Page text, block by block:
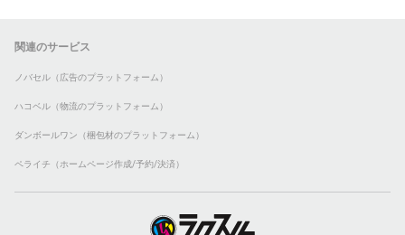
関連のサービス
ノバセル（広告のプラットフォーム）
ハコベル（物流のプラットフォーム）
ダンボールワン（梱包材のプラットフォーム）
ペライチ（ホームページ作成/予約/決済）